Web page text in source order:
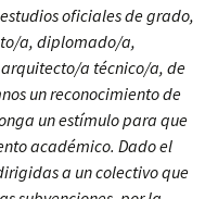
oficiales de grado,
a, diplomado/a,
a técnico/a, de
un reconocimiento de
un estímulo para que
académico. Dado el
a un colectivo que